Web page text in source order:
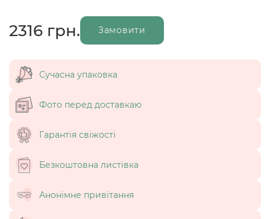
2316 грн. Замовити
Сучасна упаковка
Фото перед доставкаю
Гарантія свіжості
Безкоштовна листівка
Анонімне привітання